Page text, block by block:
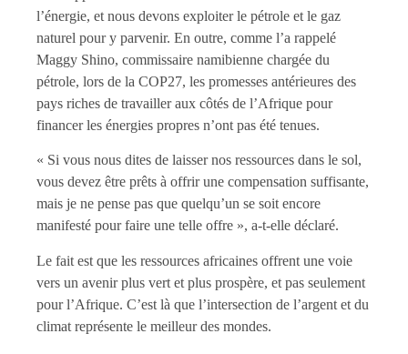
l’énergie, et nous devons exploiter le pétrole et le gaz
naturel pour y parvenir. En outre, comme l’a rappelé
Maggy Shino, commissaire namibienne chargée du
pétrole, lors de la COP27, les promesses antérieures des
pays riches de travailler aux côtés de l’Afrique pour
financer les énergies propres n’ont pas été tenues.
« Si vous nous dites de laisser nos ressources dans le sol,
vous devez être prêts à offrir une compensation suffisante,
mais je ne pense pas que quelqu’un se soit encore
manifesté pour faire une telle offre », a-t-elle déclaré.
Le fait est que les ressources africaines offrent une voie
vers un avenir plus vert et plus prospère, et pas seulement
pour l’Afrique. C’est là que l’intersection de l’argent et du
climat représente le meilleur des mondes.